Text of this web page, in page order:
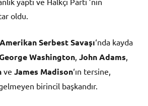
oldu.
Amerikan Serbest Savaşı‘nda kayda
Washington John Adams
ve James Madison‘ın tersine,
birincil başkandır.